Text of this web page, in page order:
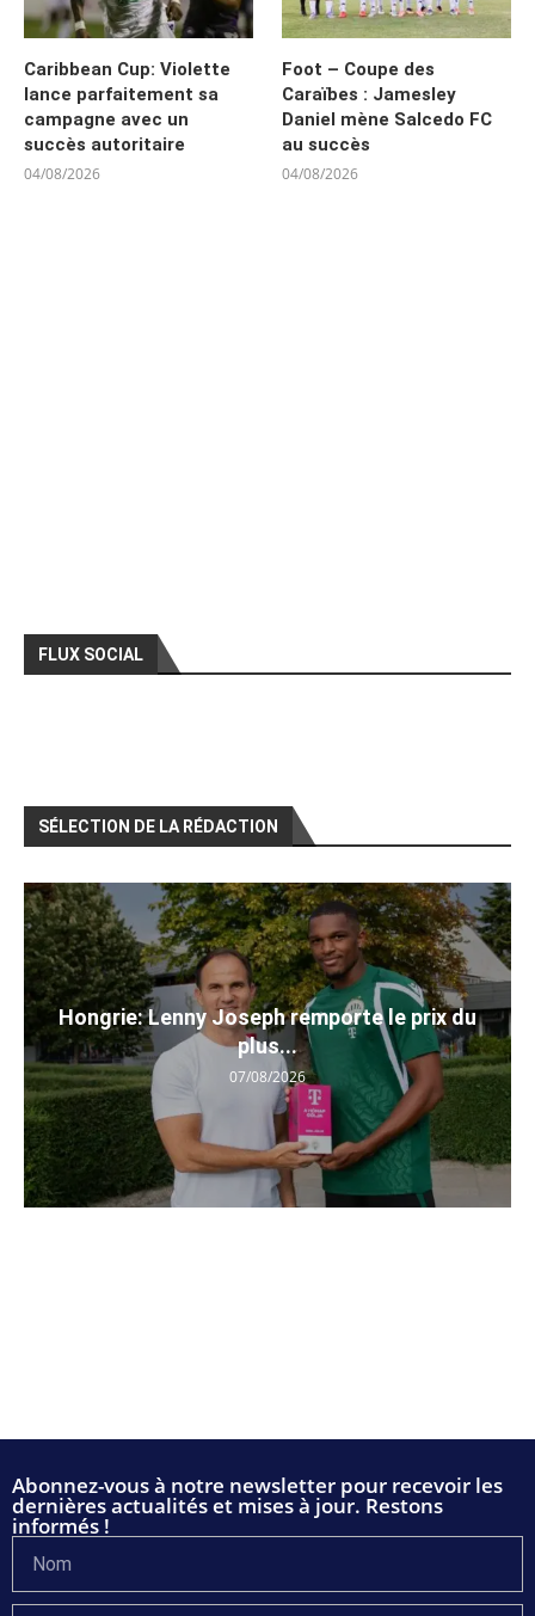
Caribbean Cup: Violette
lance parfaitement sa
campagne avec un
succès autoritaire
04/08/2026
Foot – Coupe des
Caraïbes : Jamesley
Daniel mène Salcedo FC
au succès
04/08/2026
FLUX SOCIAL
SÉLECTION DE LA RÉDACTION
Hongrie: Lenny Joseph remporte le prix du
plus...
07/08/2026
Abonnez-vous à notre newsletter pour recevoir les
dernières actualités et mises à jour. Restons
informés !